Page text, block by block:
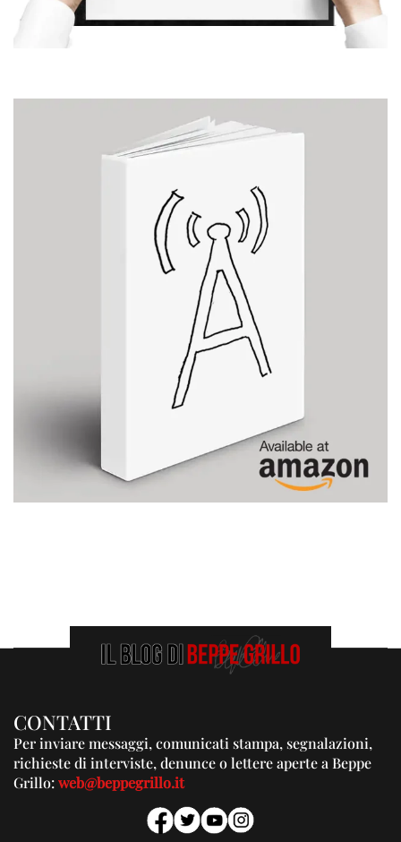
CONTATTI
Per inviare messaggi, comunicati stampa, segnalazioni,
richieste di interviste, denunce o lettere aperte a Beppe
Grillo:web@beppegrillo.it